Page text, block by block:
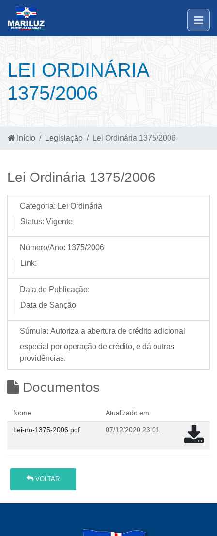
LEI ORDINÁRIA
1375/2006
Início Legislação Lei Ordinária 1375/2006
Lei Ordinária 1375/2006
Categoria: Lei Ordinária
Status: Vigente
Número/Ano: 1375/2006
Link:
Data de Publicação:
Data de Sanção:
Súmula: Autoriza a abertura de crédito adicional
especial por operação de crédito, e dá outras
providências.
Documentos
Nome Atualizado em
Lei-no-1375-2006.pdf 07/12/2020 23:01
VOLTAR